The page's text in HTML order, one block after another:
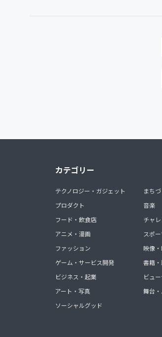
カテゴリー
テクノロジー・ガジェット
プロダクト
フード・飲食店
アニメ・漫画
ファッション
ゲーム・サービス開発
ビジネス・起業
アート・写真
ソーシャルグッド
まち
音楽
チャ
スポ
映像
書籍
ビュ
舞台